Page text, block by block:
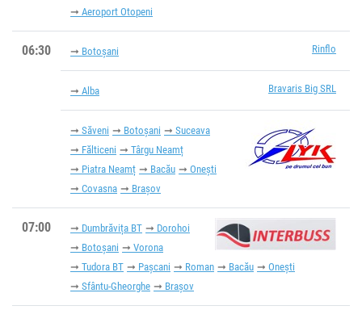
Aeroport Otopeni
06:30 Rinflo
Botoșani
Bravaris Big SRL
Alba
Săveni Botoșani
Suceava
Fălticeni
Târgu Neamț
Piatra Neamț
Bacău
Onești
Covasna
Brașov
07:00 Dumbrăvița BT
Dorohoi
Botoșani
Vorona
Tudora BT
Pașcani Roman Bacău
Onești
Sfântu-Gheorghe
Brașov